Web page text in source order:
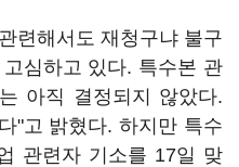
련해서도 재청구냐 불구
심하고 있다. 특수본 관
아직 결정되지 않았다.
"고 밝혔다. 하지만 특수
관련자 기소를 17일 맞